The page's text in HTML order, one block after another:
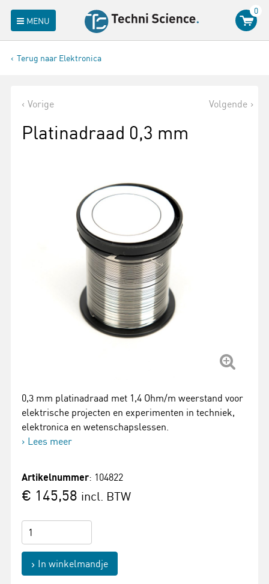
MENU
0
Terug naar Elektronica
Vorige Volgende
Platinadraad 0,3 mm
0,3 mm platinadraad met 1,4 Ohm/m weerstand voor
elektrische projecten en experimenten in techniek,
elektronica en wetenschapslessen.
Lees meer
Artikelnummer: 104822
€ 145,58 incl. BTW
In winkelmandje